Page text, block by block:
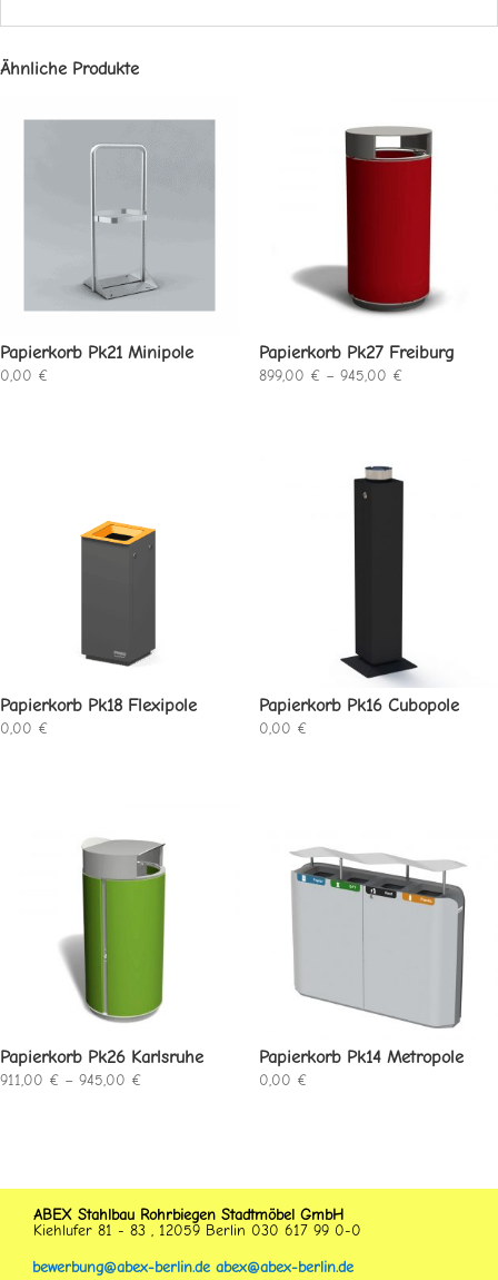
Ähnliche Produkte
Papierkorb Pk21 Minipole
0,00 €
Papierkorb Pk27 Freiburg
899,00 € – 945,00 €Preisspanne:
Papierkorb Pk18 Flexipole
0,00 €
Papierkorb Pk16 Cubopole
0,00 €
Papierkorb Pk26 Karlsruhe
911,00 € – 945,00 €Preisspanne:
Papierkorb Pk14 Metropole
0,00 €
ABEX Stahlbau Rohrbiegen Stadtmöbel GmbH
Kiehlufer 81 - 83 , 12059 Berlin 030 617 99 0-0
bewerbung@abex-berlin.de abex@abex-berlin.de